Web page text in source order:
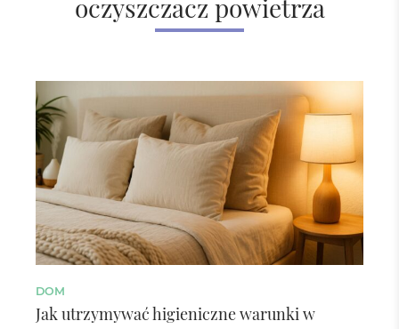
oczyszczacz powietrza
DOM
Jak utrzymywać higieniczne warunki w